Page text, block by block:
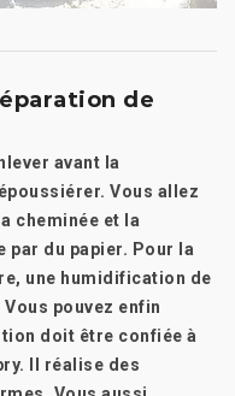
de
avant la
Vous allez
cheminée et la
par du papier. Pour la
une humidification de
pouvez enfin
doit être confiée à
Il réalise des